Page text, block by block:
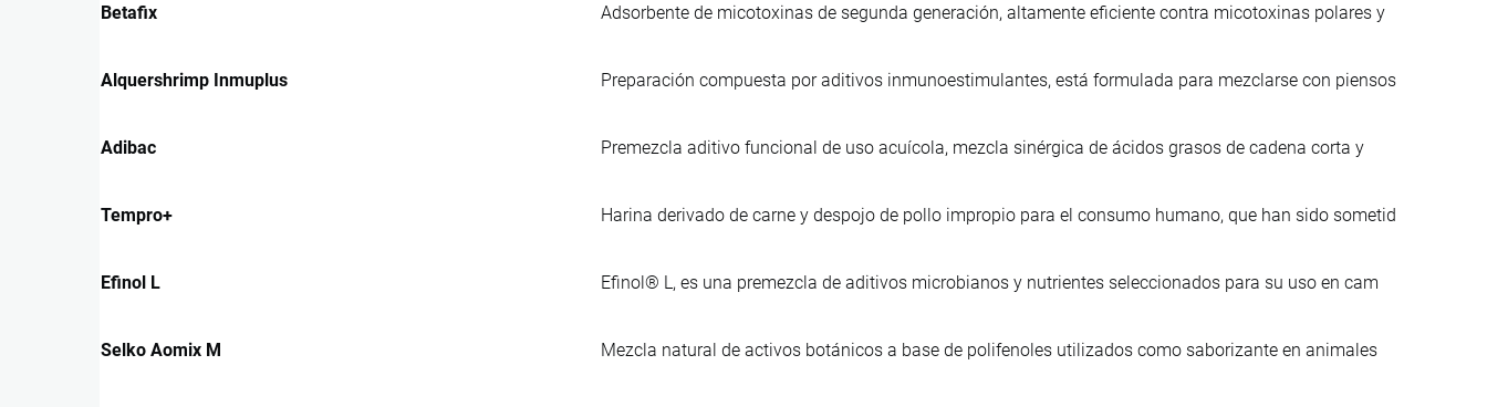
Betafix Adsorbente de micotoxinas de segunda generación, altamente eficiente contra micotoxinas polares y
Alquershrimp Inmuplus Preparación compuesta por aditivos inmunoestimulantes, está formulada para mezclarse con piensos
Adibac Premezcla aditivo funcional de uso acuícola, mezcla sinérgica de ácidos grasos de cadena corta y
Tempro+ Harina derivado de carne y despojo de pollo impropio para el consumo humano, que han sido sometid
Efinol L Efinol® L, es una premezcla de aditivos microbianos y nutrientes seleccionados para su uso en cam
Selko Aomix M Mezcla natural de activos botánicos a base de polifenoles utilizados como saborizante en animales